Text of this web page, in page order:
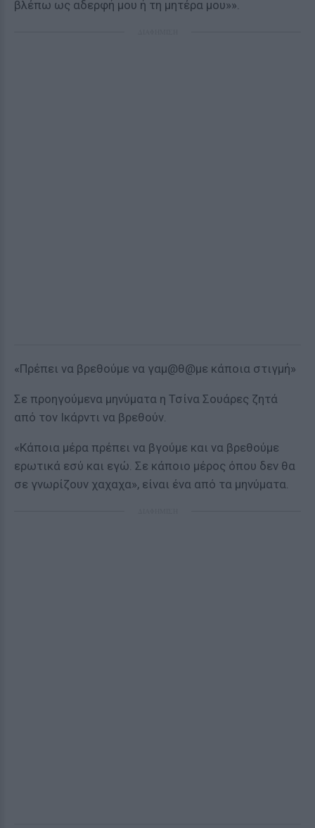
βλέπω ως αδερφή μου ή τη μητέρα μου»».
«Πρέπει να βρεθούμε να γαμ@θ@με κάποια στιγμή»
Σε προηγούμενα μηνύματα η Τσίνα Σουάρες ζητά
από τον Ικάρντι να βρεθούν.
«Κάποια μέρα πρέπει να βγούμε και να βρεθούμε
ερωτικά εσύ και εγώ. Σε κάποιο μέρος όπου δεν θα
σε γνωρίζουν χαχαχα», είναι ένα από τα μηνύματα.